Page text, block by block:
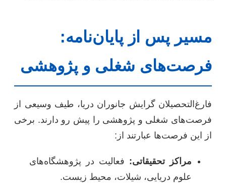
مسیر پس از پایان‌نامه:
فرصت‌های شغلی و پژوهشی
فارغ‌التحصیلان گرایش جانوران دریا، طیف وسیعی از
فرصت‌های شغلی و پژوهشی را پیش رو دارند. برخی
از این فرصت‌ها عبارتند از:
مراکز تحقیقاتی: فعالیت در پژوهشگاه‌های
علوم دریایی، شیلات، محیط زیست.